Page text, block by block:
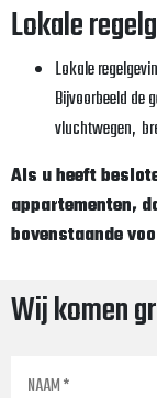
Lokale
Lokale
Bijvoorbeeld de
vluchtwegen,
Als u heeft
appartementen,
bovenstaande
Wij komen